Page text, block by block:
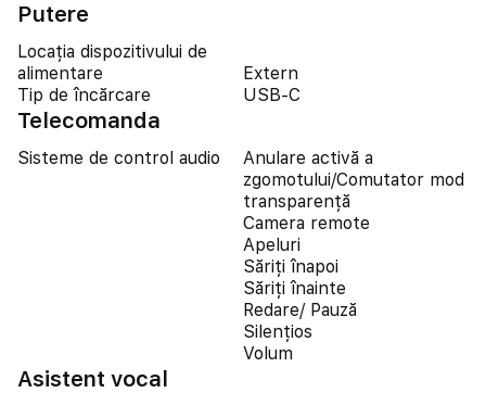
Putere
Locația dispozitivului de
alimentare
Extern
Tip de încărcare
USB-C
Telecomanda
Sisteme de control audio
Anulare activă a
zgomotului/Comutator mod
transparență
Camera remote
Apeluri
Săriți înapoi
Săriți înainte
Redare/ Pauză
Silențios
Volum
Asistent vocal